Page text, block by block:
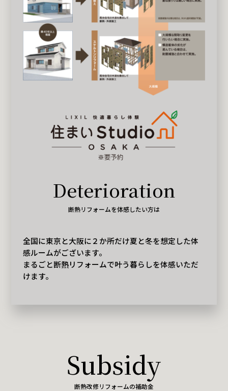
Deterioration
断熱リフォームを体感したい方は
全国に東京と大阪に２か所だけ夏と冬を想定した体
感ルームがございます。
まるごと断熱リフォームで叶う暮らしを体感いただ
けます。
Subsidy
断熱改修リフォームの補助金